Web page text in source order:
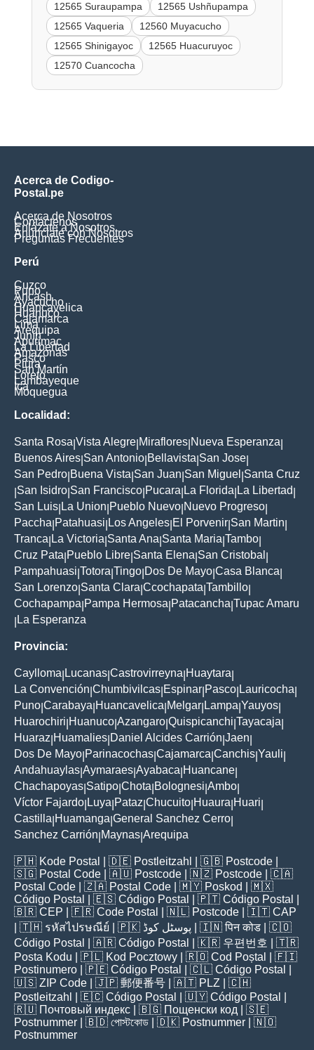
12565 Suraupampa
12565 Ushñupampa
12565 Vaqueria
12560 Muyacucho
12565 Shinigayoc
12565 Huacuruyoc
12570 Cuancocha
Acerca de Codigo-
Postal.pe
Acerca de Nosotros
Contáctenos
Enlázate a Nosotros
Anúnciate con Nosotros
Preguntas Frecuentes
Perú
Cuzco
Puno
Ancash
Ayacucho
Huancavelica
Huanuco
Cajamarca
Lima
Arequipa
Junín
Apurimac
La Libertad
Amazonas
Pasco
Piura
San Martín
Loreto
Lambayeque
Ica
Moquegua
Localidad:
Santa Rosa Vista Alegre Miraflores Nueva Esperanza
Buenos Aires San Antonio Bellavista San Jose
San Pedro Buena Vista San Juan San Miguel Santa Cruz
San Isidro San Francisco Pucara La Florida La Libertad
San Luis La Union Pueblo Nuevo Nuevo Progreso
Paccha Patahuasi Los Angeles El Porvenir San Martin
Tranca La Victoria Santa Ana Santa Maria Tambo
Cruz Pata Pueblo Libre Santa Elena San Cristobal
Pampahuasi Totora Tingo Dos De Mayo Casa Blanca
San Lorenzo Santa Clara Ccochapata Tambillo
Cochapampa Pampa Hermosa Patacancha Tupac Amaru
La Esperanza
Provincia:
Caylloma Lucanas Castrovirreyna Huaytara
La Convención Chumbivilcas Espinar Pasco Lauricocha
Puno Carabaya Huancavelica Melgar Lampa Yauyos
Huarochiri Huanuco Azangaro Quispicanchi Tayacaja
Huaraz Huamalies Daniel Alcides Carrión Jaen
Dos De Mayo Parinacochas Cajamarca Canchis Yauli
Andahuaylas Aymaraes Ayabaca Huancane
Chachapoyas Satipo Chota Bolognesi Ambo
Víctor Fajardo Luya Pataz Chucuito Huaura Huari
Castilla Huamanga General Sanchez Cerro
Sanchez Carrión Maynas Arequipa
🇵🇭 Kode Postal | 🇩🇪 Postleitzahl | 🇬🇧 Postcode
🇸🇬 Postal Code | 🇦🇺 Postcode | 🇳🇿 Postcode | 🇨🇦
Postal Code | 🇿🇦 Postal Code | 🇲🇾 Poskod
| 🇲🇽
Código Postal
| 🇪🇸 Código Postal | 🇵🇹 Código Postal
🇧🇷 CEP | 🇫🇷 Code Postal | 🇳🇱 Postcode | 🇮🇹 CAP
| 🇹🇭 รหัสไปรษณีย์ | 🇵🇰 پوسٹل کوڈ | 🇮🇳पिन कोड | 🇨🇴
Código Postal
| 🇦🇷 Código Postal | 🇰🇷 우편번호
| 🇹🇷
Posta Kodu | 🇵🇱 Kod Pocztowy | 🇷🇴 Cod Poștal
| 🇫🇮
Postinumero | 🇵🇪 Código Postal | 🇨🇱 Código Postal
🇺🇸 ZIP Code | 🇯🇵 郵便番号 | 🇦🇹 PLZ | 🇨🇭
Postleitzahl
| 🇪🇨 Código Postal | 🇺🇾 Código Postal
🇷🇺 Почтовый индекс | 🇧🇬 Пощенски код | 🇸🇪
Postnummer | 🇧🇩 পোস্টকোড | 🇩🇰 Postnummer | 🇳🇴
Postnummer